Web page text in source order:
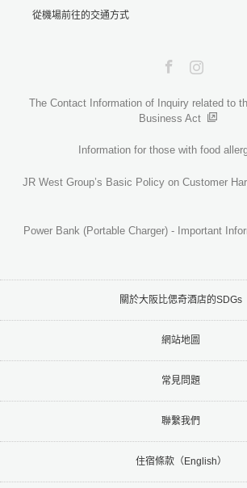
從機場前往的交通方式
關於大阪比偲奇酒店的SDGs
網站地圖
常見問題
聯繫我們
住宿條款（English）
The Contact Information of Inquiry related to
Business Act
Information for those with food
JR West Group’s Basic Policy on Customer
Power Bank (Portable Charger) - Important